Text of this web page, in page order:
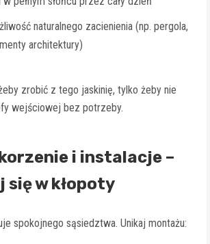
naturalnego zacienienia (np. pergola,
architektury)
zrobić z tego jaskinię, tylko żeby nie
wejściowej bez potrzeby.
i instalacje –
się w kłopoty
spokojnego sąsiedztwa. Unikaj montażu: